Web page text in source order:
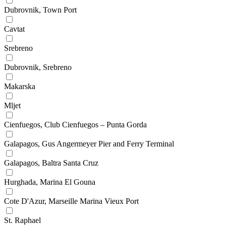
Dubrovnik, Town Port
Cavtat
Srebreno
Dubrovnik, Srebreno
Makarska
Mljet
Cienfuegos, Club Cienfuegos – Punta Gorda
Galapagos, Gus Angermeyer Pier and Ferry Terminal
Galapagos, Baltra Santa Cruz
Hurghada, Marina El Gouna
Cote D'Azur, Marseille Marina Vieux Port
St. Raphael